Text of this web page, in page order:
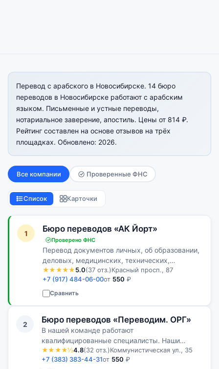
Перевод с арабского в Новосибирске. 14 бюро
переводов в Новосибирске работают с арабским
языком. Письменные и устные переводы,
нотариальное заверение, апостиль. Цены от 814 ₽.
Рейтинг составлен на основе отзывов на трёх
площадках. Обновлено: 2026.
Все компании Проверенные ФНС
Список Карточки
1 Бюро переводов «АК Йорт»
Проверено ФНС
Перевод документов личных, об образовании,
деловых, медицинских, технических,
судебных, нотариальных, финансовых,
юридических и др.
★★★★★5.0(37 отз.)Красный просп., 87
+7 (917) 484-06-00от 550 ₽
Сравнить
2 Бюро переводов «Переводим. ОРГ»
В нашей команде работают
квалифицированные специалисты. Наши
клиенты всегда остаются довольными
качеством нашей работы
★★★★½4.8(32 отз.)Коммунистическая ул., 35
+7 (383) 383-44-31от 550 ₽